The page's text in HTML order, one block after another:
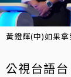
黃鐙輝(中)如果
公視台語